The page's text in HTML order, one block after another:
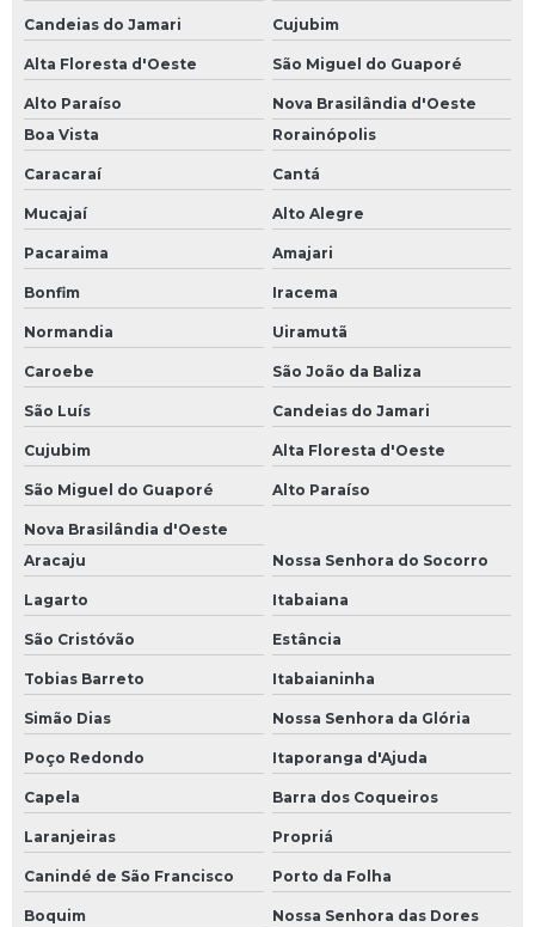
Candeias do Jamari Cujubim
Alta Floresta d'Oeste São Miguel do Guaporé
Alto Paraíso
Nova Brasilândia d'Oeste
Boa Vista
Rorainópolis
Caracaraí Cantá
Mucajaí Alto Alegre
Pacaraima Amajari
Bonfim Iracema
Normandia Uiramutã
Caroebe São João da Baliza
São Luís Candeias do Jamari
Cujubim Alta Floresta d'Oeste
São Miguel do Guaporé Alto Paraíso
Nova Brasilândia d'Oeste
Aracaju
Nossa Senhora do Socorro
Lagarto Itabaiana
São Cristóvão Estância
Tobias Barreto Itabaianinha
Simão Dias Nossa Senhora da Glória
Poço Redondo Itaporanga d'Ajuda
Capela Barra dos Coqueiros
Laranjeiras Propriá
Canindé de São Francisco Porto da Folha
Boquim
Nossa Senhora das Dores